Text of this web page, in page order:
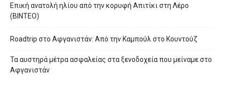
Επική ανατολή ηλίου από την κορυφή Απιτίκι στη Λέρο
(ΒΙΝΤΕΟ)
Roadtrip στο Αφγανιστάν: Από την Καμπούλ στο Κουντούζ
Τα αυστηρά μέτρα ασφαλείας στα ξενοδοχεία που μείναμε στο
Αφγανιστάν